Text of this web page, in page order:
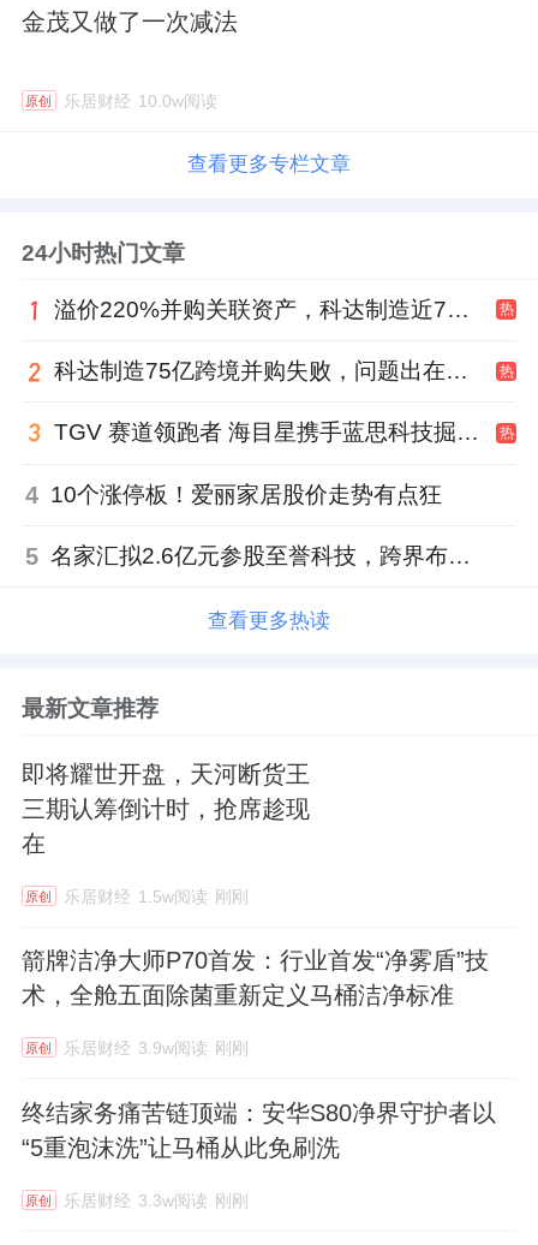
金茂又做了一次减法
原创 乐居财经 10.0w阅读
查看更多专栏文章
24小时热门文章
溢价220%并购关联资产，科达制造近75亿元重组被否 热
科达制造75亿跨境并购失败，问题出在哪一关？ 热
TGV 赛道领跑者 海目星携手蓝思科技掘金先进封装 热
4 10个涨停板！爱丽家居股价走势有点狂
5 名家汇拟2.6亿元参股至誉科技，跨界布局工业级固态存储
查看更多热读
最新文章推荐
即将耀世开盘，天河断货王
三期认筹倒计时，抢席趁现
在
原创 乐居财经 1.5w阅读 刚刚
箭牌洁净大师P70首发：行业首发“净雾盾”技
术，全舱五面除菌重新定义马桶洁净标准
原创 乐居财经 3.9w阅读 刚刚
终结家务痛苦链顶端：安华S80净界守护者以
“5重泡沫洗”让马桶从此免刷洗
原创 乐居财经 3.3w阅读 刚刚